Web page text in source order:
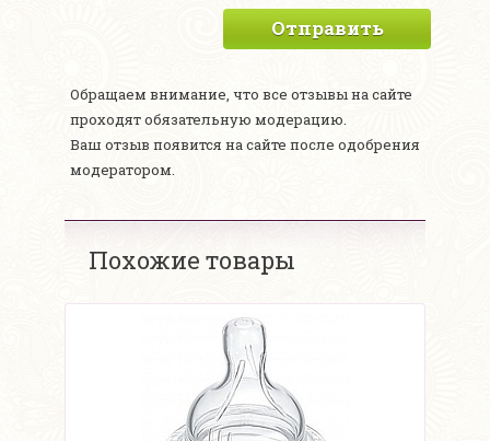
Отправить
Обращаем внимание, что все отзывы на сайте
проходят обязательную модерацию.
Ваш отзыв появится на сайте после одобрения
модератором.
Похожие товары